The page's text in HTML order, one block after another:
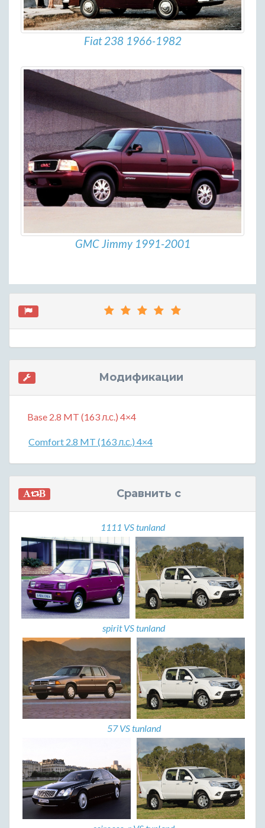
Fiat 238 1966-1982
GMC Jimmy 1991-2001
Модификации
Base 2.8 MT (163 л.с.) 4×4
Comfort 2.8 MT (163 л.с.) 4×4
Сравнить с
1111 VS tunland
spirit VS tunland
57 VS tunland